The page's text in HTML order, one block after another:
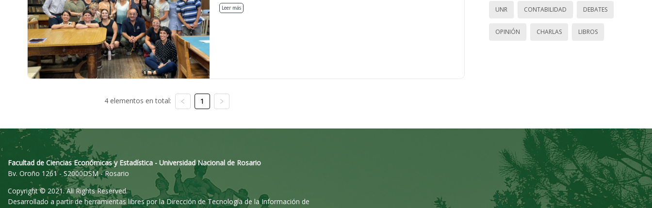
Leer más
4 elementos en total: 1
UNR CONTABILIDAD DEBATES
OPINIÓN CHARLAS LIBROS
Facultad de Ciencias Económicas y Estadística - Universidad Nacional de Rosario
Bv. Oroño 1261 - S2000DSM - Rosario
Copyright © 2021. All Rights Reserved.
Desarrollado a partir de herramientas libres por la Dirección de Tecnología de la Información de